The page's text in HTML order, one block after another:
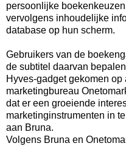
persoonlijke
vervolgens inhoudelijke
database op hun scherm.
Gebruikers van de
de subtitel daarvan
Hyves-gadget gekomen
marketingbureau
dat er een groeiende
marketinginstrumenten in
aan Bruna.
Volgens Bruna en